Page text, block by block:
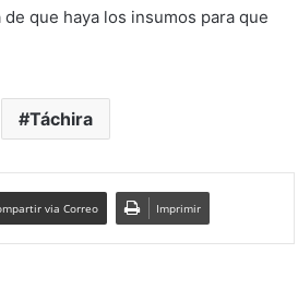
que haya los insumos para que
Táchira
via Correo Imprimir